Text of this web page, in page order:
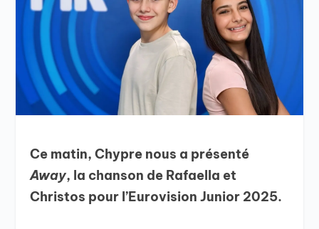
Ce matin, Chypre nous a présenté
Away, la chanson de Rafaella et
Christos pour l’Eurovision Junior 2025.